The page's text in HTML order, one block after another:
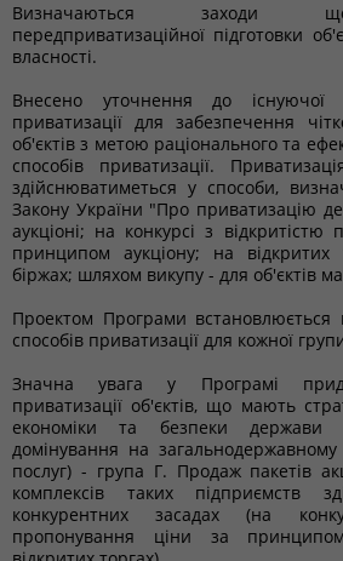
Визначаються заходи
передприватизаційної підготовки
власності.
Внесено уточнення до існуючої
приватизації для забезпечення
об'єктів з метою раціонального та
способів приватизації.
здійснюватиметься у способи,
Закону України "Про приватизацію
аукціоні; на конкурсі з
принципом аукціону; на
біржах; шляхом викупу - для об'єктів
Проектом Програми встановлюється
способів приватизації для кожної
Значна увага у Програмі
приватизації об'єктів, що мають
економіки та безпеки
домінування на загальнодержавному
послуг) - група Г. Продаж пакетів
комплексів таких підприємств
конкурентних засадах (на
пропонування ціни за принципом